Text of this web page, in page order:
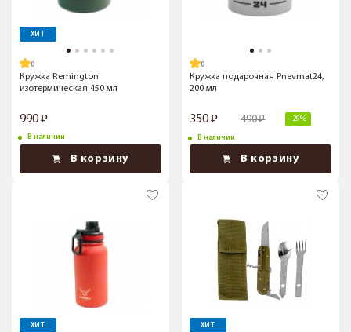
ХИТ
Кружка Remington
изотермическая 450 мл
990
В наличии
В корзину
Кружка подарочная Pnevmat24,
200 мл
350 490 -29%
В наличии
В корзину
ХИТ ХИТ